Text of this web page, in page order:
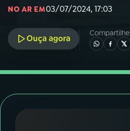
05 PODCASTS
06VIDEOCASTS
07ÚLTIMAS
NO AR EM03/07/2024, 17:03
Ouça agora
Compartilhe